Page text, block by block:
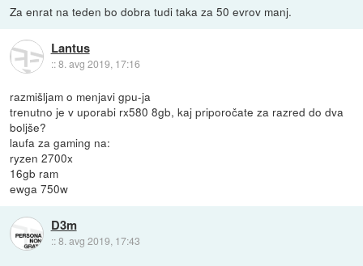
Za enrat na teden bo dobra tudi taka za 50 evrov manj.
Lantus
::8. avg 2019, 17:16
razmišljam o menjavi gpu-ja
trenutno je v uporabi rx580 8gb, kaj priporočate za razred do dva
boljše?
laufa za gaming na:
ryzen 2700x
16gb ram
ewga 750w
D3m
::8. avg 2019, 17:43